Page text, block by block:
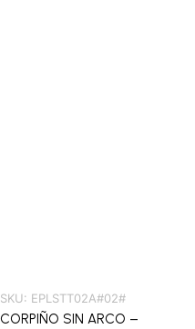
SKU: EPLSTT02A#02#
CORPIÑO SIN ARCO –